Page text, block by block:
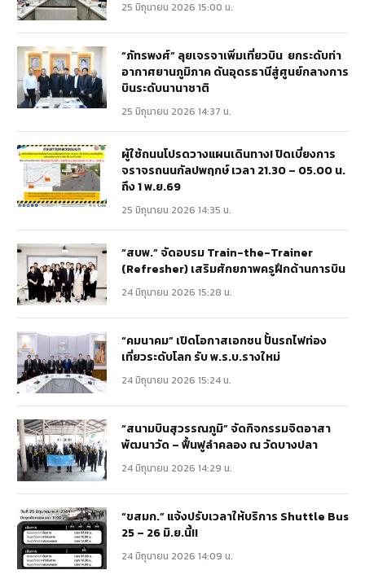
25 มิถุนายน 2026 15:00 น.
“ภัทรพงศ์” ลุยเจรจาเพิ่มเที่ยวบิน ยกระดับท่า
อากาศยานภูมิภาค ดันอุดรธานีสู่ศูนย์กลางการ
บินระดับนานาชาติ
25 มิถุนายน 2026 14:37 น.
ผู้ใช้ถนนโปรดวางแผนเดินทาง! ปิดเบี่ยงการ
จราจรถนนกัลปพฤกษ์ เวลา 21.30 – 05.00 น.
ถึง 1 พ.ย.69
25 มิถุนายน 2026 14:35 น.
“สบพ.” จัดอบรม Train-the-Trainer
(Refresher) เสริมศักยภาพครูฝึกด้านการบิน
24 มิถุนายน 2026 15:28 น.
“คมนาคม” เปิดโอกาสเอกชน ปั้นรถไฟท่อง
เที่ยวระดับโลก รับ พ.ร.บ.รางใหม่
24 มิถุนายน 2026 15:24 น.
“สนามบินสุวรรณภูมิ” จัดกิจกรรมจิตอาสา
พัฒนาวัด – ฟื้นฟูลำคลอง ณ วัดบางปลา
24 มิถุนายน 2026 14:29 น.
“ขสมก.” แจ้งปรับเวลาให้บริการ Shuttle Bus
25 – 26 มิ.ย.นี้!!
24 มิถุนายน 2026 14:09 น.